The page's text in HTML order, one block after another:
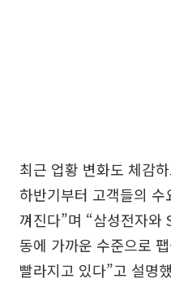
최근 업황 변화도 체감
하반기부터 고객들의
껴진다”며 “삼성전자와
동에 가까운 수준으로
빨라지고 있다”고 설명